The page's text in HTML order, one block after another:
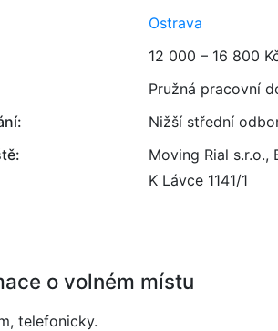
Ostrava
12 000 – 16 800
Pružná pracovní
Nižší střední
Moving Rial
K Lávce 1141/1
o volném místu
telefonicky.